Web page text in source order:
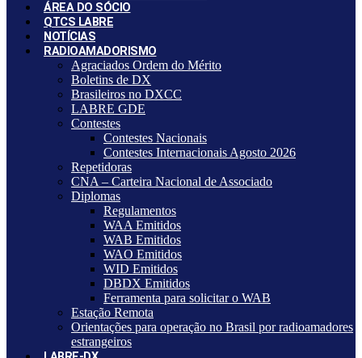
ÁREA DO SÓCIO
QTCS LABRE
NOTÍCIAS
RADIOAMADORISMO
Agraciados Ordem do Mérito
Boletins de DX
Brasileiros no DXCC
LABRE GDE
Contestes
Contestes Nacionais
Contestes Internacionais Agosto 2026
Repetidoras
CNA – Carteira Nacional de Associado
Diplomas
Regulamentos
WAA Emitidos
WAB Emitidos
WAO Emitidos
WID Emitidos
DBDX Emitidos
Ferramenta para solicitar o WAB
Estação Remota
Orientações para operação no Brasil por radioamadores
estrangeiros